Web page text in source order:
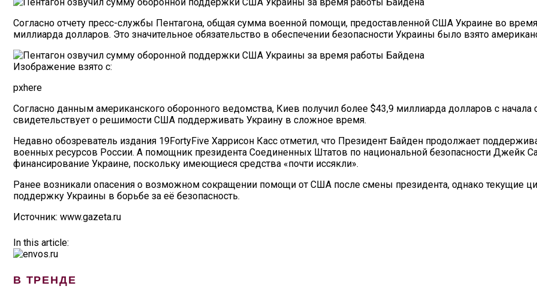
Согласно отчету пресс-службы Пентагона, общая сумма военной помощи, предоставленной США Украине во
миллиарда долларов. Это значительное обязательство в обеспечении безопасности Украины было взято
Изображение взято с:
pxhere
Согласно данным американского оборонного ведомства, Киев получил более $43,9 миллиарда долларов с
свидетельствует о решимости США поддерживать Украину в сложное время.
Недавно обозреватель издания 19FortyFive Харрисон Касс отметил, что Президент Байден продолжает
военных ресурсов России. А помощник президента Соединенных Штатов по национальной безопасности Джейк
финансирование Украине, поскольку имеющиеся средства «почти иссякли».
Ранее возникали опасения о возможном сокращении помощи от США после смены президента, однако текущие
поддержку Украины в борьбе за её безопасность.
Источник: www.gazeta.ru
In this article:
В ТРЕНДЕ